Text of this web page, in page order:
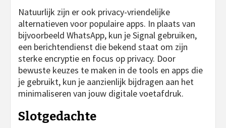
Natuurlijk zijn er ook privacy-vriendelijke
alternatieven voor populaire apps. In plaats van
bijvoorbeeld WhatsApp, kun je Signal gebruiken,
een berichtendienst die bekend staat om zijn
sterke encryptie en focus op privacy. Door
bewuste keuzes te maken in de tools en apps die
je gebruikt, kun je aanzienlijk bijdragen aan het
minimaliseren van jouw digitale voetafdruk.
Slotgedachte